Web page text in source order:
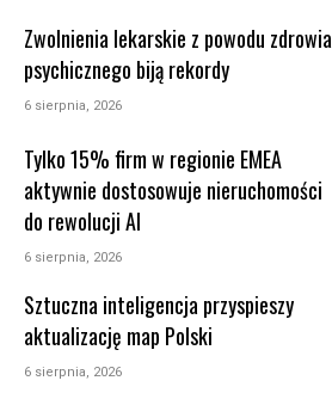
Zwolnienia lekarskie z powodu zdrowia
psychicznego biją rekordy
6 sierpnia, 2026
Tylko 15% firm w regionie EMEA
aktywnie dostosowuje nieruchomości
do rewolucji AI
6 sierpnia, 2026
Sztuczna inteligencja przyspieszy
aktualizację map Polski
6 sierpnia, 2026